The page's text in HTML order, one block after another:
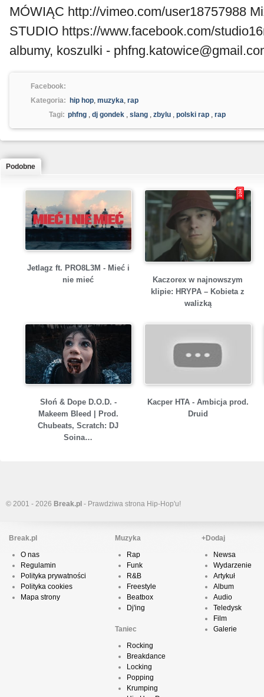
MÓWIĄC http://vimeo.com/user18757988
STUDIO https://www.facebook.com/
albumy, koszulki -
Facebook:
Kategoria:
hip hop, muzyka, rap
Tagi: phfng , dj gondek , slang , zbylu , polski rap , rap
Podobne
Jetlagz ft. PRO8L3M - Mieć i
nie mieć
Kaczorex w najnowszym
klipie: HRYPA – Kobieta z
walizką
Słoń & Dope D.O.D. -
Makeem Bleed | Prod.
Chubeats, Scratch: DJ
Soina…
Kacper HTA - Ambicja prod.
Druid
© 2001 - 2026 Break.pl - Prawdziwa strona Hip-Hop'u!
Break.pl
O nas
Regulamin
Polityka prywatności
Polityka cookies
Mapa strony
Muzyka
Rap
Funk
R&B
Freestyle
Beatbox
Dj'ing
Taniec
Rocking
Breakdance
Locking
Popping
Krumping
+Dodaj
Newsa
Wydarzenie
Artykuł
Album
Audio
Teledysk
Film
Galerie